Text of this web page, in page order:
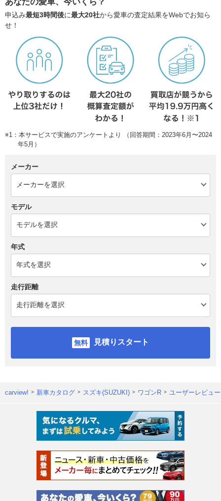
申込み最短3時間後に最大20社から愛車の査定結果をWebでお知ら
せ！
※1：本サービスで実施のアンケートより （回答期間：2023年6月〜2024
年5月）
メーカー
モデル
年式
走行距離
見積りスタート
carview! 新車カタログ スズキ(SUZUKI) ワゴンR ユーザーレビュ